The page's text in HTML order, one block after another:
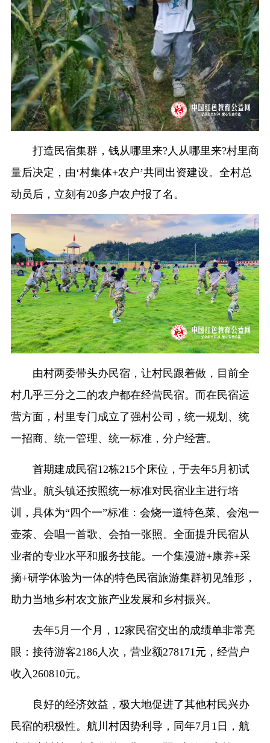
打造民宿集群，钱从哪里来?人从哪里来?村里商
量后决定，由‘村集体+农户’共同出资建设。全村总
动员后，立刻有20多户农户报了名。
由村两委带头办民宿，让村民跟着做，目前全
村几乎三分之二的农户都在经营民宿。而在民宿运
营方面，村里专门成立了强村公司，统一规划、统
一招商、统一管理、统一标准，分户经营。
首期建成民宿12栋215个床位，于去年5月初试
营业。航头镇还按照统一标准对民宿业主进行培
训，具体为“四个一”标准：会烧一道特色菜、会泡一
壶茶、会唱一首歌、会拍一张照。全面提升民宿从
业者的专业水平和服务技能。一个集漫游+康养+采
摘+研学体验为一体的特色民宿旅游集群初见雏形，
助力当地乡村农文旅产业发展和乡村振兴。
去年5月一个月，12家民宿交出的成绩单非常亮
眼：接待游客2186人次，营业额278171元，经营户
收入260810元。
良好的经济效益，极大地促进了其他村民兴办
民宿的积极性。航川村因势利导，同年7月1日，航